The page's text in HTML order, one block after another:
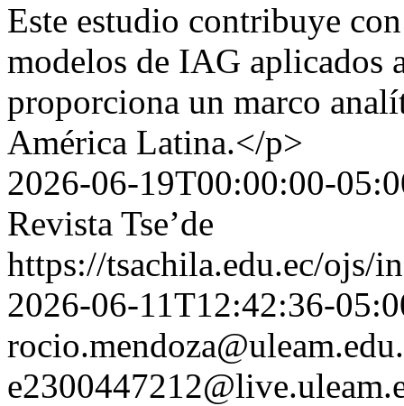
Este estudio contribuye
modelos de IAG aplicados
proporciona un marco
América Latina.</p>
2026-06-19T00:00:00-
Revista Tse’de
https://tsachila.edu.ec/ojs/
2026-06-11T12:42:36-